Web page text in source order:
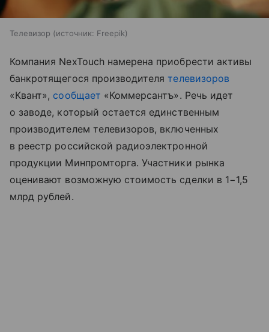
Телевизор источник: Freepik
Компания NexTouch намерена приобрести активы
банкротящегося производителятелевизоров
«Квант», сообщает «Коммерсантъ». Речь идет
о заводе, который остается единственным
производителем телевизоров, включенных
в реестр российской радиоэлектронной
продукции Минпромторга. Участники рынка
оценивают возможную стоимость сделки в 1−1,5
млрд рублей.